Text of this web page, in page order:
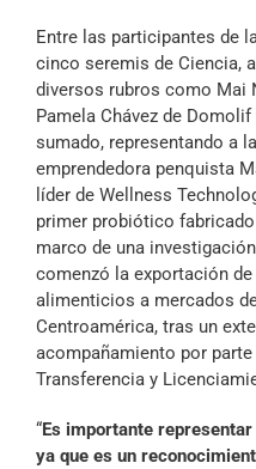
Entre las participantes de
cinco seremis de Ciencia,
diversos rubros como Mai
Pamela Chávez de
sumado, representando a
emprendedora penquista
líder de Wellness
primer probiótico
marco de una
comenzó la exportación
alimenticios a mercados
Centroamérica, tras un
acompañamiento por parte
Transferencia y
“Es importante
ya que es un